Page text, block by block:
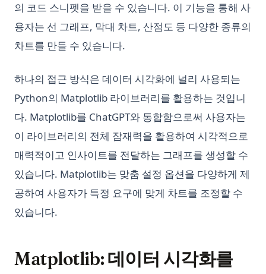
의 코드 스니펫을 받을 수 있습니다. 이 기능을 통해 사
용자는 선 그래프, 막대 차트, 산점도 등 다양한 종류의
차트를 만들 수 있습니다.
하나의 접근 방식은 데이터 시각화에 널리 사용되는
Python의 Matplotlib 라이브러리를 활용하는 것입니
다. Matplotlib를 ChatGPT와 통합함으로써 사용자는
이 라이브러리의 전체 잠재력을 활용하여 시각적으로
매력적이고 인사이트를 전달하는 그래프를 생성할 수
있습니다. Matplotlib는 맞춤 설정 옵션을 다양하게 제
공하여 사용자가 특정 요구에 맞게 차트를 조정할 수
있습니다.
Matplotlib: 데이터 시각화를